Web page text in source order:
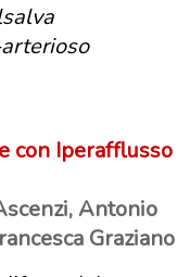
con Iperafflusso
Antonio
Graziano